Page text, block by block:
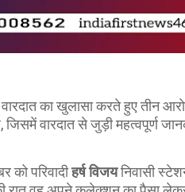
का खुलासा करते हुए तीन
वारदात से जुड़ी महत्वपूर्ण
को परिवादीहर्ष विजयनिवासी